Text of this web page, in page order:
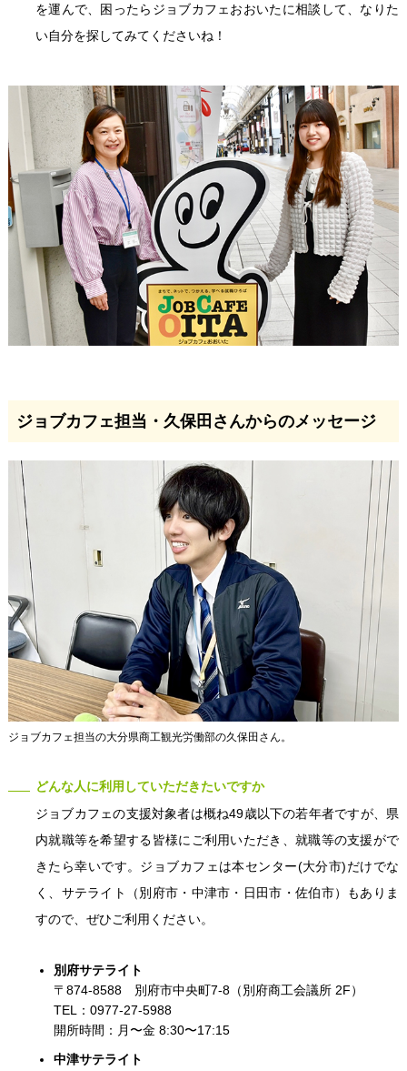
を運んで、困ったらジョブカフェおおいたに相談して、なりた
い自分を探してみてくださいね！
ジョブカフェ担当・久保田さんからのメッセージ
ジョブカフェ担当の大分県商工観光労働部の久保田さん。
どんな人に利用していただきたいですか
ジョブカフェの支援対象者は概ね49歳以下の若年者ですが、県
内就職等を希望する皆様にご利用いただき、就職等の支援がで
きたら幸いです。ジョブカフェは本センター(大分市)だけでな
く、サテライト（別府市・中津市・日田市・佐伯市）もありま
すので、ぜひご利用ください。
別府サテライト
〒874-8588 別府市中央町7-8（別府商工会議所 2F）
TEL：0977-27-5988
開所時間：月〜金 8:30〜17:15
中津サテライト